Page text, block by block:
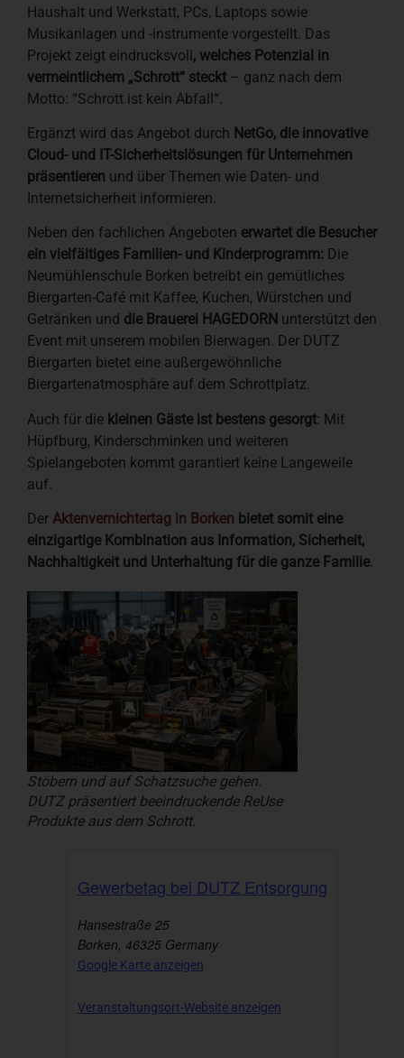
Haushalt und Werkstatt, PCs, Laptops sowie
Musikanlagen und -instrumente vorgestellt. Das
Projekt zeigt eindrucksvoll, welches Potenzial in
vermeintlichem „Schrott“ steckt – ganz nach dem
Motto: “Schrott ist kein Abfall“.
Ergänzt wird das Angebot durch NetGo, die innovative
Cloud- und IT-Sicherheitslösungen für Unternehmen
präsentieren und über Themen wie Daten- und
Internetsicherheit informieren.
Neben den fachlichen Angeboten erwartet die Besucher
ein vielfältiges Familien- und Kinderprogramm: Die
Neumühlenschule Borken betreibt ein gemütliches
Biergarten-Café mit Kaffee, Kuchen, Würstchen und
Getränken und die Brauerei HAGEDORN unterstützt den
Event mit unserem mobilen Bierwagen. Der DUTZ
Biergarten bietet eine außergewöhnliche
Biergartenatmosphäre auf dem Schrottplatz.
Auch für die kleinen Gäste ist bestens gesorgt: Mit
Hüpfburg, Kinderschminken und weiteren
Spielangeboten kommt garantiert keine Langeweile
auf.
Der Aktenvernichtertag in Borken bietet somit eine
einzigartige Kombination aus Information, Sicherheit,
Nachhaltigkeit und Unterhaltung für die ganze Familie.
Stöbern und auf Schatzsuche gehen.
DUTZ präsentiert beeindruckende ReUse
Produkte aus dem Schrott.
Gewerbetag bei DUTZ Entsorgung
Hansestraße 25
Borken 46325 Germany
Google Karte anzeigen
Veranstaltungsort-Website anzeigen